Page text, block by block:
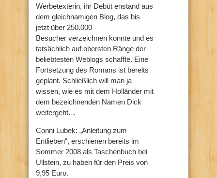
Werbetexterin, ihr Debüt enstand aus
dem gleichnamigen Blog, das bis
jetzt über 250.000
Besucher verzeichnen konnte und es
tatsächlich auf obersten Ränge der
beliebtesten Weblogs schaffte. Eine
Fortsetzung des Romans ist bereits
geplant. Schließlich will man ja
wissen, wie es mit dem Holländer mit
dem bezeichnenden Namen Dick
weitergeht…
Conni Lubek: „Anleitung zum
Entlieben“, erschienen bereits im
Sommer 2008 als Taschenbuch bei
Ullstein, zu haben für den Preis von
9,95 Euro.